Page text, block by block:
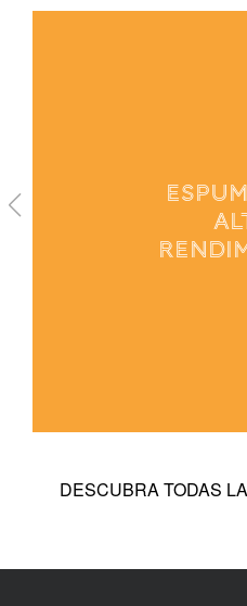
DESCUBRA TODAS